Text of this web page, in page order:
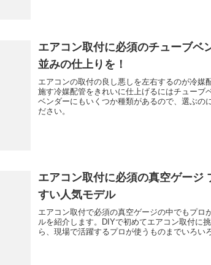
エアコン取付に必須のチューブベ
並みの仕上りを！
エアコンの取付の良し悪しを左右するのが冷媒
施す冷媒配管をきれいに仕上げるにはチューブ
ベンダーにもいくつか種類があるので、選ぶの
ださい。
エアコン取付に必須の真空ゲージ
すい人気モデル
エアコン取付で必須の真空ゲージの中でもプロ
ルを紹介します。DIYで初めてエアコン取付に
ら、現場で活躍するプロが使うものまでいろい